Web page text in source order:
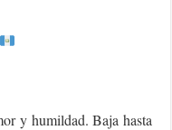
y humildad. Baja hasta